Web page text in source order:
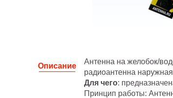
Описание
Антенна на желобок/
радиоантенна
Для чего:
Принцип работы: